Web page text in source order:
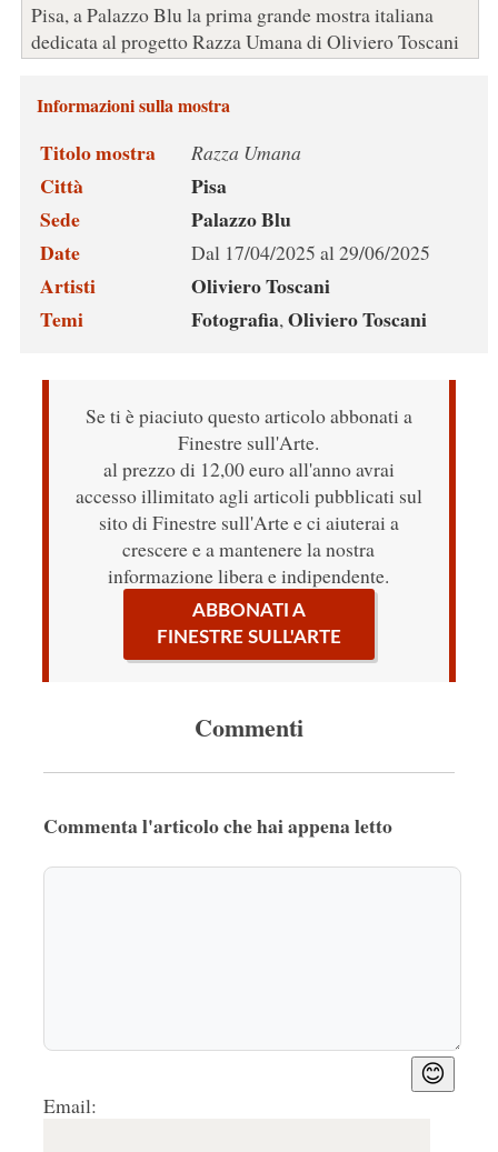
Pisa, a Palazzo Blu la prima grande mostra italiana
dedicata al progetto Razza Umana di Oliviero Toscani
Informazioni sulla mostra
Titolo mostra Razza Umana
Città
Pisa
Sede
Palazzo Blu
Date
Dal 17/04/2025 al 29/06/2025
Artisti
Oliviero Toscani
Temi
Fotografia,Oliviero Toscani
Se ti è piaciuto questo articolo abbonati a
Finestre sull'Arte.
al prezzo di 12,00 euro all'anno avrai
accesso illimitato agli articoli pubblicati sul
sito di Finestre sull'Arte e ci aiuterai a
crescere e a mantenere la nostra
informazione libera e indipendente.
ABBONATI A
FINESTRE SULL'ARTE
Commenti
Commenta l'articolo che hai appena letto
😊
Email: